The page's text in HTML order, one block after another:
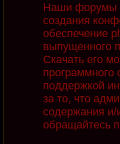
Наши форумы
создания
обеспечение
выпущенного
Скачать его
программного
поддержкой
за то, что
содержания
обращайтесь